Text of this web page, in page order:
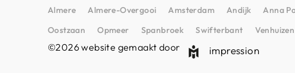
Almere Almere-Overgooi Amsterdam Andijk Anna
Oostzaan
Opmeer Spanbroek Swifterbant Venhuizen
©2026 website gemaakt door impression